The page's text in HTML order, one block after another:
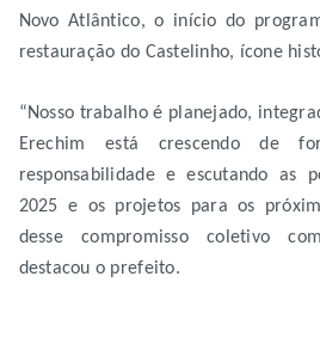
Novo Atlântico, o início do
restauração do Castelinho, ícone
“Nosso trabalho é planejado,
Erechim está crescendo de
responsabilidade e escutando as
2025 e os projetos para os
desse compromisso coletivo
destacou o prefeito.